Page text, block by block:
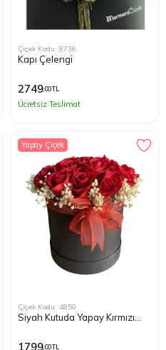
Çiçek Kodu: 8736
Kapı Çelengi
2749,00 TL
Ücretsiz Teslimat
Yapay Çiçek
Çiçek Kodu: 4850
Siyah Kutuda Yapay Kırmızı
1799,00 TL